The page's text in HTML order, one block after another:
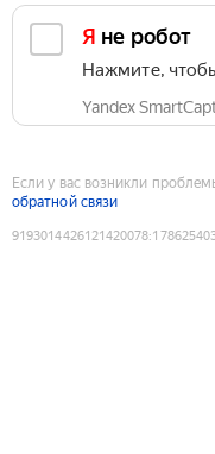
Я не робот
Нажмите,
Yandex
Если у вас возникли
обратной связи
9193014426121420078: